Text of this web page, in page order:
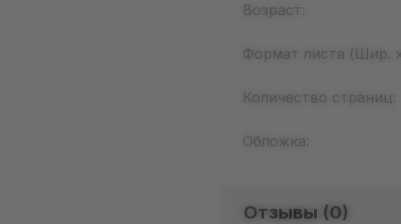
Возраст:
Формат листа (Шир.
Количество страниц:
Обложка:
Отзывы (0)